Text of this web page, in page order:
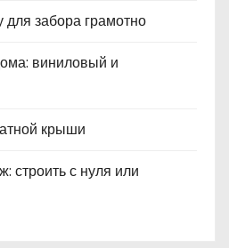
для забора грамотно
виниловый и
крыши
строить с нуля или